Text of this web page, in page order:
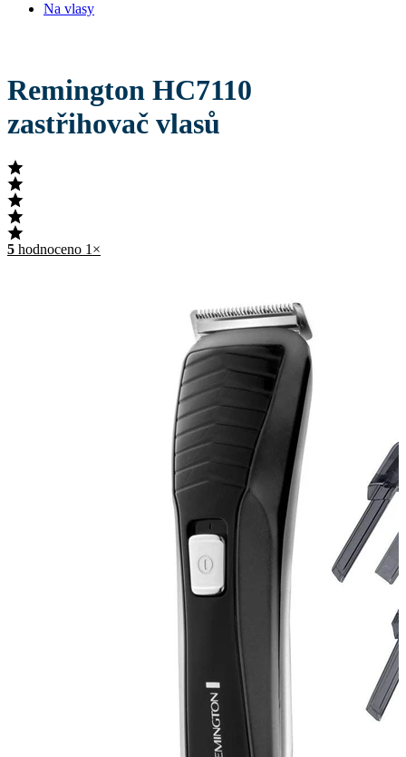
Na vlasy
Remington HC7110
zastřihovač vlasů
5 hodnoceno 1×